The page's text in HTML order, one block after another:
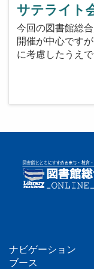
サテライト
今回の図書館総
開催が中心です
に考慮したうえで
ナビゲーション
ブース